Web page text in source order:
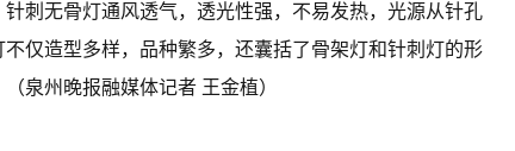
针刺无骨灯通风透气，透光性强，不易发热，光源从针孔
仅造型多样，品种繁多，还囊括了骨架灯和针刺灯的形
泉州晚报融媒体记者 王金植）